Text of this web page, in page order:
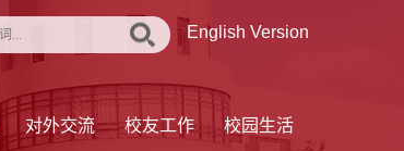
English Version
对外交流 校友工作 校园生活